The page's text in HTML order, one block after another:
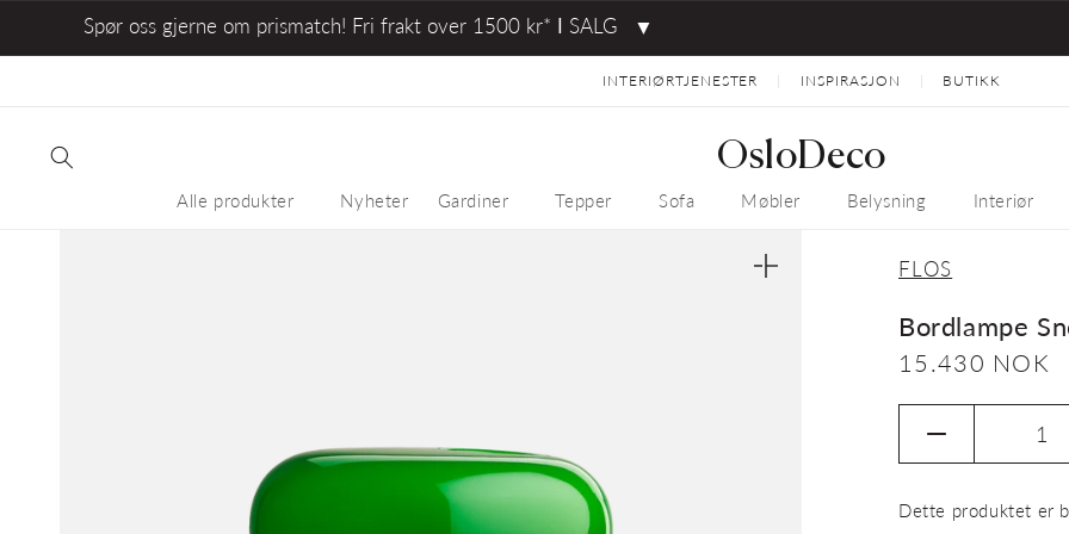
Spør oss gjerne om prismatch! Fri frakt over 1500 kr* ⅼ SALG ▼
INTERIØRTJENESTER INSPIRASJON BUTIKK
OsloDeco
Alle produkter Nyheter Gardiner Tepper Sofa Møbler Belysning Interiør
Åpne
FLOS
Bordlampe
Vanlig
pris
15.430 NOK
antallet
Bordlampe
Dette produktet er